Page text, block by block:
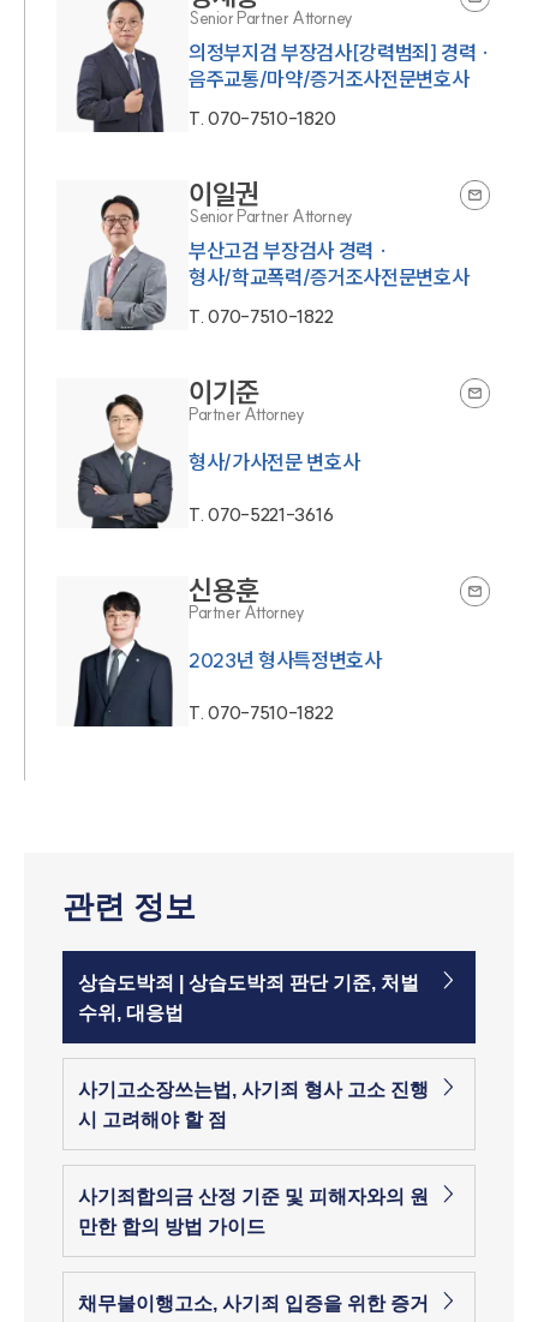
Senior Partner Attorney
의정부지검 부장검사[강력범죄] 경력 ·
음주교통/마약/증거조사전문변호사
T.070-7510-1820
이일권
Senior Partner Attorney
부산고검 부장검사 경력 ·
형사/학교폭력/증거조사전문변호사
T.070-7510-1822
이기준
Partner Attorney
형사/가사전문 변호사
T.070-5221-3616
신용훈
Partner Attorney
2023년 형사특정변호사
T.070-7510-1822
관련 정보
상습도박죄 | 상습도박죄 판단 기준, 처벌
수위, 대응법
사기고소장쓰는법, 사기죄 형사 고소 진행
시 고려해야 할 점
사기죄합의금 산정 기준 및 피해자와의 원
만한 합의 방법 가이드
채무불이행고소, 사기죄 입증을 위한 증거